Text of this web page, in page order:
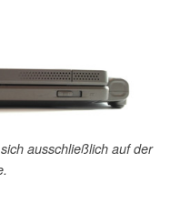
ausschließlich auf der